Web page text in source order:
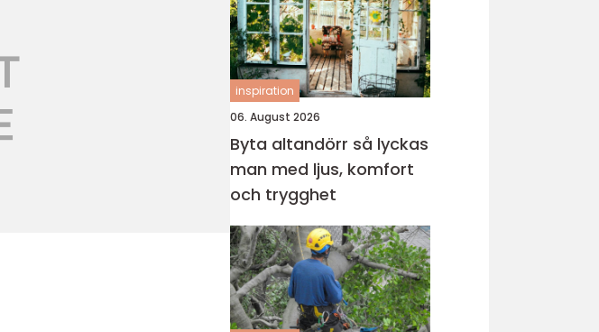
inspiration
06. August 2026
Byta altandörr så lyckas
man med ljus, komfort
och trygghet